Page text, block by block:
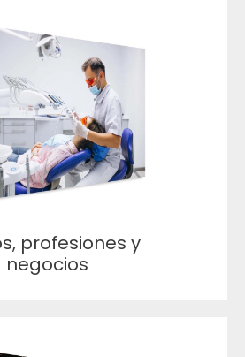
profesiones y
negocios